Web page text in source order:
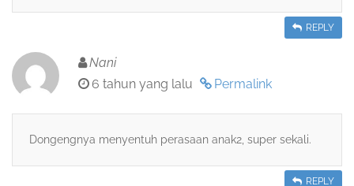
REPLY
Nani
6 tahun yang lalu
Permalink
Dongengnya menyentuh perasaan anak2, super sekali.
REPLY